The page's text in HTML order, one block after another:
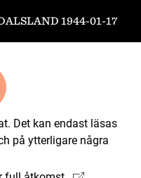
1944-01-17
Det kan endast läsas
på ytterligare några